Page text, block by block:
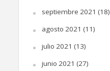
septiembre 2021 (18)
agosto 2021 (11)
julio 2021 (13)
junio 2021 (27)